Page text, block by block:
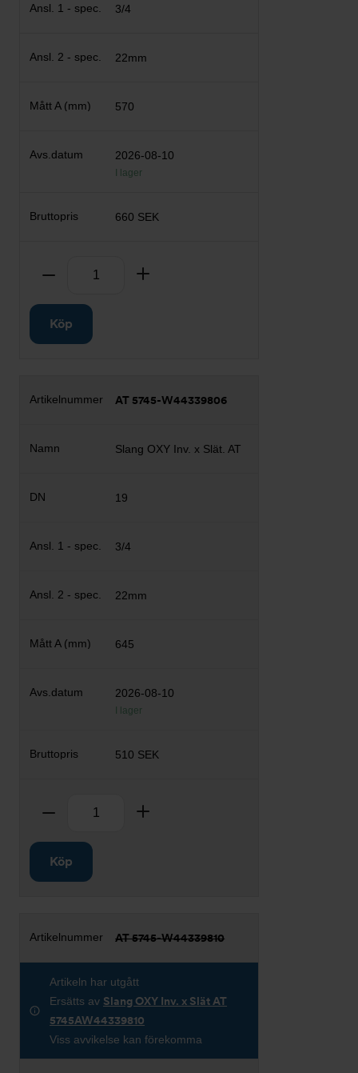
3/4
22mm
570
2026-08-10
I lager
660 SEK
Ta bort
Köp
AT 5745-W44339806
Slang OXY Inv. x Slät. AT
19
3/4
22mm
645
2026-08-10
I lager
510 SEK
Ta bort
Köp
AT 5745-W44339810
Artikeln har utgått
Ersätts av Slang OXY Inv. x Slät AT
5745AW44339810
Viss avvikelse kan förekomma